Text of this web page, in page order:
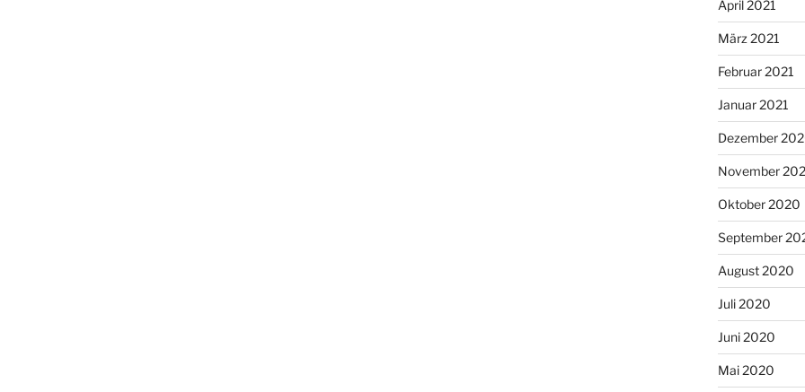
April 2021
März 2021
Februar 2021
Januar 2021
Dezember
November
Oktober 2020
September
August 2020
Juli 2020
Juni 2020
Mai 2020